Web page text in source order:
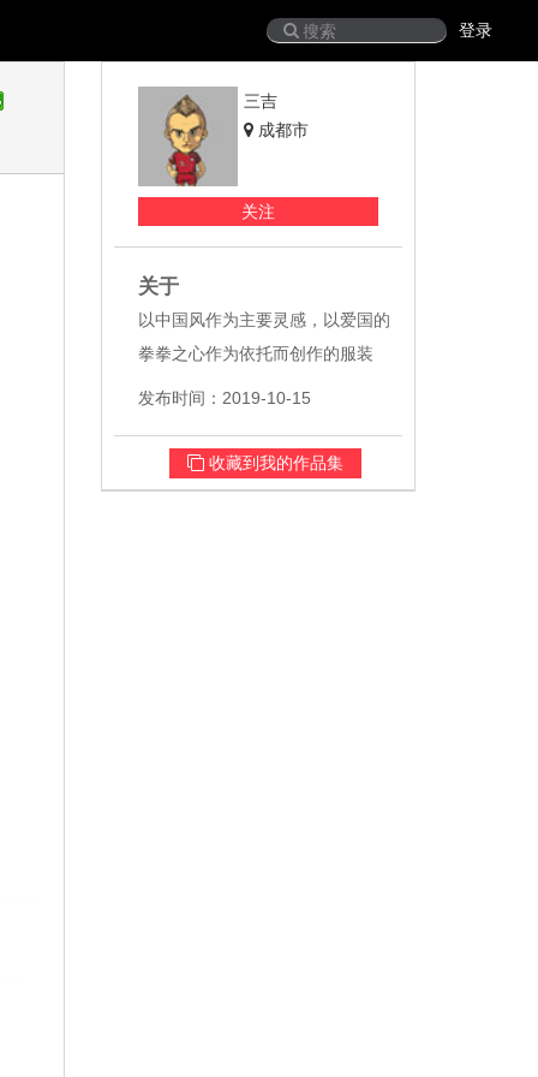
登录
三吉
成都市
关注
关于
以中国风作为主要灵感，以爱国的
拳拳之心作为依托而创作的服装
发布时间：2019-10-15
收藏到我的作品集